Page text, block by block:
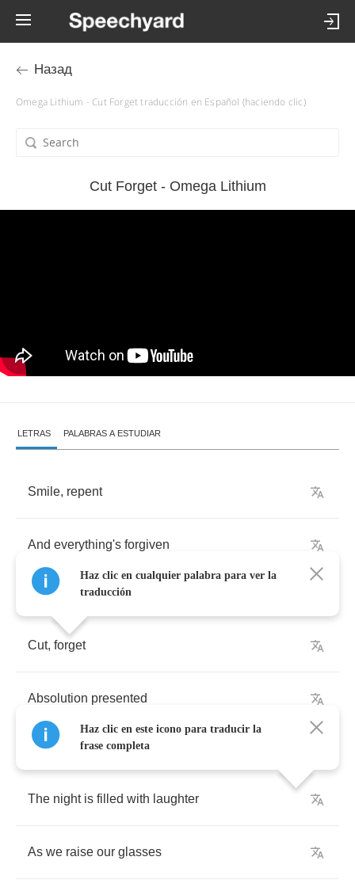
Назад
Omega Lithium - Cut Forget traducción en Español (haciendo clic)
Cut Forget - Omega Lithium
LETRAS PALABRAS A ESTUDIAR
Smile, repent
And everything's forgiven
Cut, forget
Absolution presented
The night is filled with laughter
As we raise our glasses
Haz clic en cualquier palabra para ver la
traducción
Haz clic en este icono para traducir la
frase completa